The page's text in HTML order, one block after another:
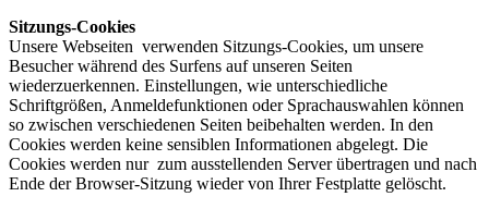
Sitzungs-Cookies
Unsere Webseiten verwenden Sitzungs-Cookies, um unsere
Besucher während des Surfens auf unseren Seiten
wiederzuerkennen. Einstellungen, wie unterschiedliche
Schriftgrößen, Anmeldefunktionen oder Sprachauswahlen können
so zwischen verschiedenen Seiten beibehalten werden. In den
Cookies werden keine sensiblen Informationen abgelegt. Die
Cookies werden nur zum ausstellenden Server übertragen und nach
Ende der Browser-Sitzung wieder von Ihrer Festplatte gelöscht.